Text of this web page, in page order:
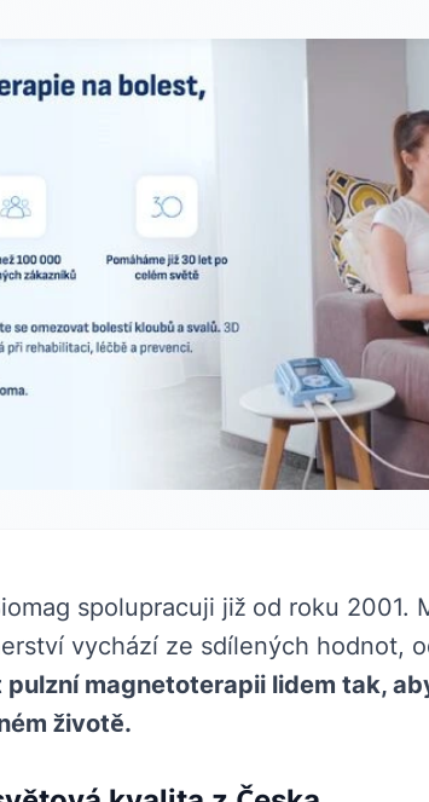
spolupracuji již od roku 2001.
vychází ze sdílených hodnot,
magnetoterapii lidem tak,
životě.